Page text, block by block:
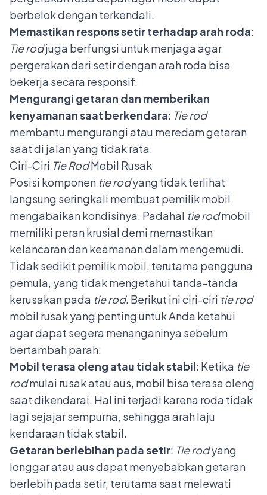
berbelok dengan terkendali.
Memastikan respons setir terhadap arah roda:
Tie rodjuga berfungsi untuk menjaga agar
pergerakan dari setir dengan arah roda bisa
bekerja secara responsif.
Mengurangi getaran dan memberikan
kenyamanan saat berkendara: Tie rod
membantu mengurangi atau meredam getaran
saat di jalan yang tidak rata.
Ciri-Ciri Tie RodMobil Rusak
Posisi komponen tie rodyang tidak terlihat
langsung seringkali membuat pemilik mobil
mengabaikan kondisinya. Padahal tie rodmobil
memiliki peran krusial demi memastikan
kelancaran dan keamanan dalam mengemudi.
Tidak sedikit pemilik mobil, terutama pengguna
pemula, yang tidak mengetahui tanda-tanda
kerusakan pada tie rod. Berikut ini ciri-ciri tie rod
mobil rusak yang penting untuk Anda ketahui
agar dapat segera menanganinya sebelum
bertambah parah:
Mobil terasa oleng atau tidak stabil: Ketika tie
rodmulai rusak atau aus, mobil bisa terasa oleng
saat dikendarai. Hal ini terjadi karena roda tidak
lagi sejajar sempurna, sehingga arah laju
kendaraan tidak stabil.
Getaran berlebihan pada setir: Tie rodyang
longgar atau aus dapat menyebabkan getaran
berlebih pada setir, terutama saat melewati